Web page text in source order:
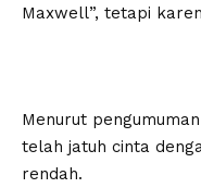
Maxwell”, tetapi
Menurut
telah jatuh cinta
rendah.